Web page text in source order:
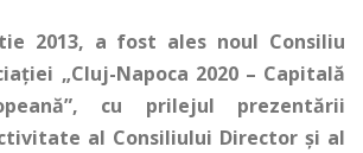
2013, a fost ales noul Consiliu
„Cluj-Napoca 2020 – Capitală
cu prilejul prezentării
al Consiliului Director şi al